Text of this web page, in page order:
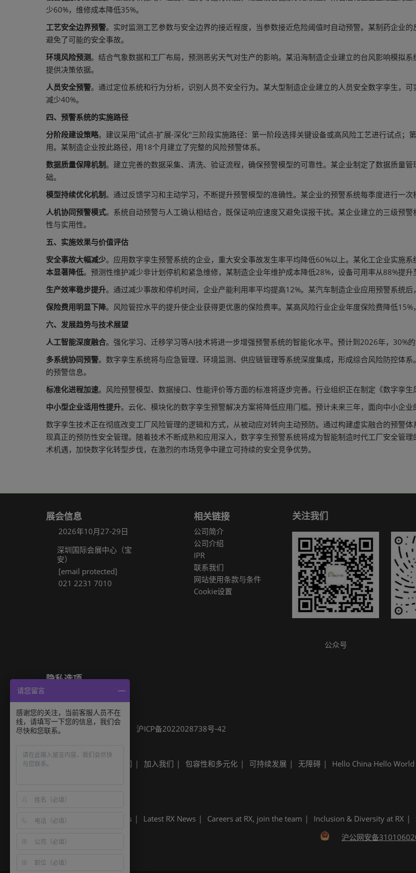
少60%，维修成本降低35%。
工艺安全边界预警。实时监测工艺参数与安全边界的接近程度，当参数接近危险阈值时自动预警。某制药企业
避免了可能的安全事故。
环境风险预测。结合气象数据和工厂布局，预测恶劣天气对生产的影响。某沿海制造企业建立的台风影响模拟
提供决策依据。
人员安全预警。通过定位系统和行为分析，识别人员不安全行为。某大型制造企业建立的人员安全数字孪生，
减少40%。
四、预警系统的实施路径
分阶段建设策略。建议采用"试点-扩展-深化"三阶段实施路径：第一阶段选择关键设备或高风险工艺进行试点；
用。某制造企业按此路径，用18个月建立了完整的风险预警体系。
数据质量保障机制。建立完善的数据采集、清洗、验证流程，确保预警模型的可靠性。某企业制定了数据质量
础。
模型持续优化机制。通过反馈学习和主动学习，不断提升预警模型的准确性。某企业的预警系统每季度进行一次
人机协同预警模式。系统自动预警与人工确认相结合，既保证响应速度又避免误报干扰。某企业建立的三级预
性与实用性。
五、实施效果与价值评估
安全事故大幅减少。应用数字孪生预警系统的企业，重大安全事故发生率平均降低60%以上。某化工企业实施
本显著降低。预测性维护减少非计划停机和紧急维修，某制造企业年维护成本降低28%，设备可用率从88%提升
生产效率稳步提升。通过减少事故和停机时间，企业产能利用率平均提高12%。某汽车制造企业应用预警系统后
保险费用明显下降。风险管控水平的提升使企业获得更优惠的保险费率。某高风险行业企业年度保险费降低15%
六、发展趋势与技术展望
人工智能深度融合。强化学习、迁移学习等AI技术将进一步增强预警系统的智能化水平。预计到2026年，30%
多系统协同预警。数字孪生系统将与应急管理、环境监测、供应链管理等系统深度集成，形成综合风险防控体
的预警信息。
标准化进程加速。风险预警模型、数据接口、性能评价等方面的标准将逐步完善。行业组织正在制定《数字孪生
中小型企业适用性提升。云化、模块化的数字孪生预警解决方案将降低应用门槛。预计未来三年，面向中小企业
数字孪生技术正在彻底改变工厂风险管理的逻辑和方式，从被动应对转向主动预防。通过构建虚实融合的预警
现真正的预防性安全管理。随着技术不断成熟和应用深入，数字孪生预警系统将成为智能制造时代工厂安全管
术机遇，加快数字化转型步伐，在激烈的市场竞争中建立可持续的安全竞争优势。
展会信息
2026年10月27-29日
深圳国际会展中心（宝
安）
[email protected]
021 2231 7010
相关链接
公司简介
公司介绍
IPR
联系我们
网站使用条款与条件
Cookie设置
关注我们
公众号 视
隐私选项
Cookie政策
展会信息
可持续发展 网站地图 沪ICP备2022028738号-42
其他励展展会 励展新闻 加入我们 包容性和多元化 可持续发展 无障碍 Hello China Hello World
Built by RX
Discover more RX Events Latest RX News Careers at RX, join the team Inclusion & Diversity at RX
沪公网安备
请您留言
感谢您的关注，当前客服人员不在
线，请填写一下您的信息，我们会
尽快和您联系。